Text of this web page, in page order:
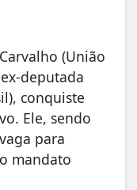
(União
deputada
conquiste
Ele, sendo
para
mandato